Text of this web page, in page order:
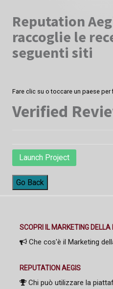
Reputation
raccoglie le
seguenti siti
Fare clic su o toccare un paese per
Verified
Launch Project
Go Back
SCOPRI IL MARKETING
Che cos'è il Marketing
REPUTATION AEGIS
Chi può utilizzare la